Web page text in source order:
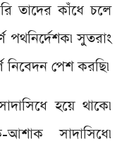
তাদের কাঁধে চলে
সুতরাং
পেশ করছি৷
হয়ে থাকে৷
আশাক সাদাসিধে৷